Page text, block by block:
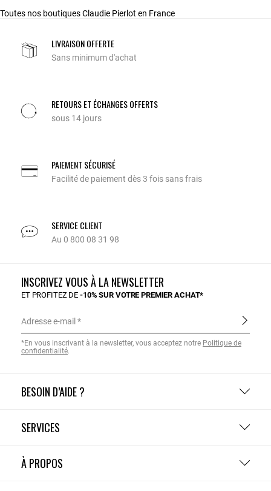
Toutes nos boutiques Claudie Pierlot en France
LIVRAISON OFFERTE
Sans minimum d'achat
RETOURS ET ÉCHANGES OFFERTS
sous 14 jours
PAIEMENT SÉCURISÉ
Facilité de paiement dès 3 fois sans frais
SERVICE CLIENT
Au 0 800 08 31 98
BESOIN D’AIDE ?
SERVICES
À PROPOS
INSCRIVEZ VOUS À LA NEWSLETTER
ET PROFITEZ DE-10% SUR VOTRE PREMIER ACHAT*
Adresse e-mail
*En vous inscrivant à la newsletter, vous acceptez notre Politique de
confidentialité.